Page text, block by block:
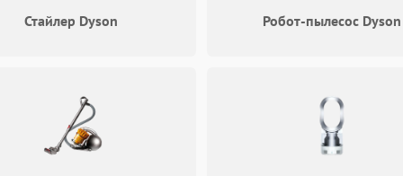
и сервисное обслуживание, от 1500 ₽, срок от 1
производителя и периодическая
и уменьшают нагрузку на мотор. Не следует
химические средства для очистки датчиков.
или ошибочных индикаций
Стайлер Dyson Робот-пылесос Dyson